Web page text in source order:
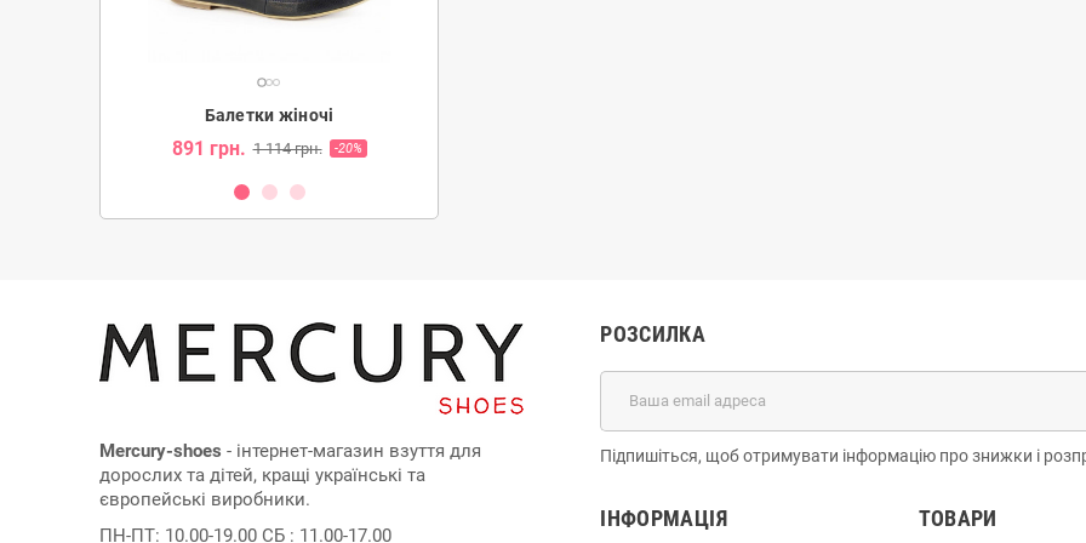
Балетки жіночі
891 грн. 1 114 грн. -20%
Mercury-shoes - інтернет-магазин взуття для
дорослих та дітей, кращі українські та
європейські виробники.
ПН-ПТ: 10.00-19.00 СБ : 11.00-17.00
РОЗСИЛКА
Підпишіться, щоб отримувати інформацію про знижки і
ІНФОРМАЦІЯ ТОВАРИ